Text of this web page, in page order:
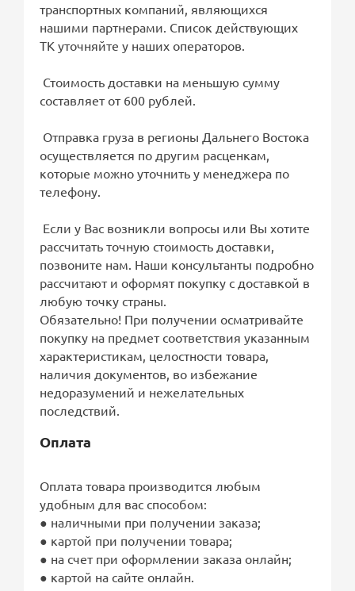
транспортных компаний, являющихся
нашими партнерами. Список действующих
ТК уточняйте у наших операторов.
Стоимость доставки на меньшую сумму
составляет от 600 рублей.
Отправка груза в регионы Дальнего Востока
осуществляется по другим расценкам,
которые можно уточнить у менеджера по
телефону.
Если у Вас возникли вопросы или Вы хотите
рассчитать точную стоимость доставки,
позвоните нам. Наши консультанты подробно
рассчитают и оформят покупку с доставкой в
любую точку страны.
Обязательно! При получении осматривайте
покупку на предмет соответствия указанным
характеристикам, целостности товара,
наличия документов, во избежание
недоразумений и нежелательных
последствий.
Оплата
Оплата товара производится любым
удобным для вас способом:
● наличными при получении заказа;
● картой при получении товара;
● на счет при оформлении заказа онлайн;
● картой на сайте онлайн.